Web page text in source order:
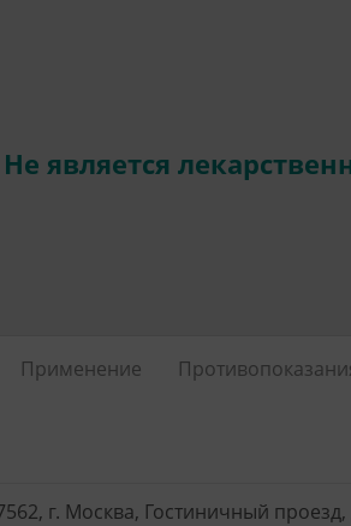
является
Применение
г. Москва, Гостиничный проезд,